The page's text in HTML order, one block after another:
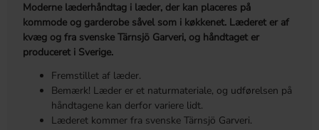
Moderne læderhåndtag i læder, der kan placeres på
kommode og garderobe såvel som i køkkenet. Læderet er af
kvæg og fra svenske Tärnsjö Garveri, og håndtaget er
produceret i Sverige.
Fremstillet af læder.
Bemærk! Læder er et naturmateriale, og udførelsen på
håndtagene kan derfor variere lidt.
Læderet kommer fra svenske Tärnsjö Garveri.